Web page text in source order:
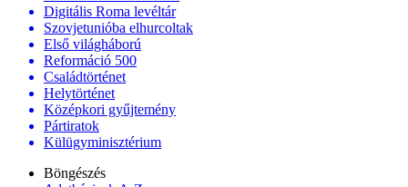
Digitális Roma levéltár
Szovjetunióba elhurcoltak
Első világháború
Reformáció 500
Családtörténet
Helytörténet
Középkori gyűjtemény
Pártiratok
Külügyminisztérium
Böngészés